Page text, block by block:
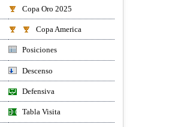
Copa Oro 2025
Copa America
Posiciones
Descenso
Defensiva
Tabla Visita